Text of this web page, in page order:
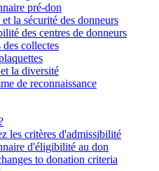
pré-don
la sécurité des donneurs
des centres de donneurs
collectes
la diversité
de reconnaissance
les critères d'admissibilité
d'éligibilité au don
to donation criteria